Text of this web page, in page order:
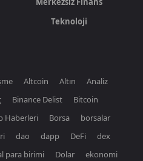
Teknoloji
Altcoin Altın
Analiz
Binance Delist
Bitcoin
Haberleri Borsa
borsalar
dao dapp DeFi
dex
para birimi Dolar
ekonomi